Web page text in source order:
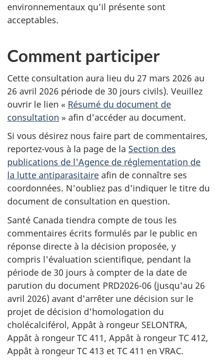
environnementaux qu'il présente sont
acceptables.
Comment participer
Cette consultation aura lieu du 27 mars 2026 au
26 avril 2026 période de 30 jours civils). Veuillez
ouvrir le lien « Résumé du document de
consultation » afin d'accéder au document.
Si vous désirez nous faire part de commentaires,
reportez-vous à la page de la Section des
publications de l'Agence de réglementation de
la lutte antiparasitaire afin de connaître ses
coordonnées. N'oubliez pas d'indiquer le titre du
document de consultation en question.
Santé Canada tiendra compte de tous les
commentaires écrits formulés par le public en
réponse directe à la décision proposée, y
compris l'évaluation scientifique, pendant la
période de 30 jours à compter de la date de
parution du document PRD2026-06 (jusqu'au 26
avril 2026) avant d'arrêter une décision sur le
projet de décision d'homologation du
cholécalciférol, Appât à rongeur SELONTRA,
Appât à rongeur TC 411, Appât à rongeur TC 412,
Appât à rongeur TC 413 et TC 411 en VRAC.